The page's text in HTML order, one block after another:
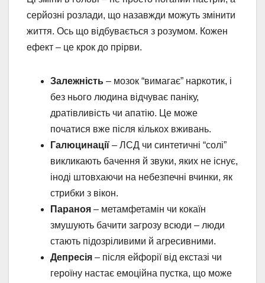
серйозні розлади, що назавжди можуть змінити
життя. Ось що відбувається з розумом. Кожен
ефект – це крок до прірви.
Залежність – мозок “вимагає” наркотик, і
без нього людина відчуває паніку,
дратівливість чи апатію. Це може
початися вже після кількох вживань.
Галюцинації – ЛСД чи синтетичні “солі”
викликають бачення й звуки, яких не існує,
іноді штовхаючи на небезпечні вчинки, як
стрибки з вікон.
Параноя – метамфетамін чи кокаїн
змушують бачити загрозу всюди – люди
стають підозріливими й агресивними.
Депресія – після ейфорії від екстазі чи
героїну настає емоційна пустка, що може